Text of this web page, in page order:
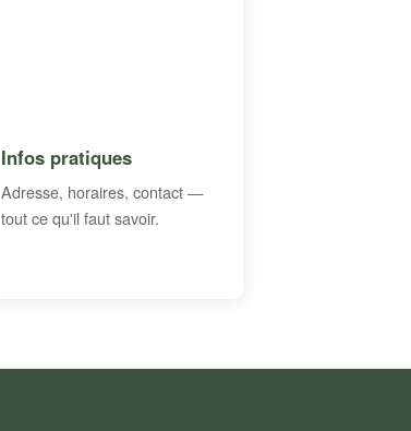
Infos pratiques
Adresse, horaires, contact —
tout ce qu'il faut savoir.